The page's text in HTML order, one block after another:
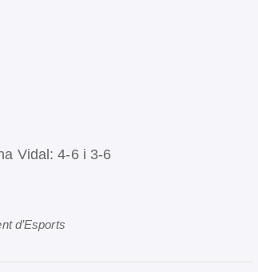
Vidal: 4-6 i 3-6
d’Esports